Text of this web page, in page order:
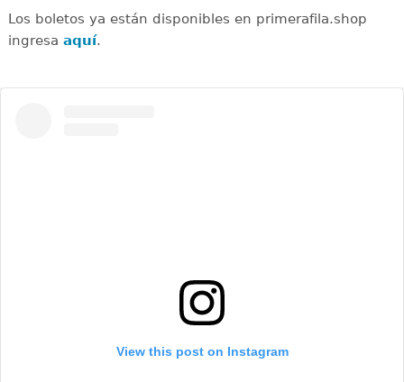
Los boletos ya están disponibles en primerafila.shop
ingresa aquí.
View this post on Instagram